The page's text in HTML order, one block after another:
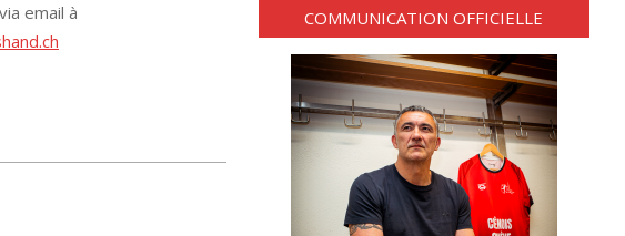
email à
COMMUNICATION OFFICIELLE